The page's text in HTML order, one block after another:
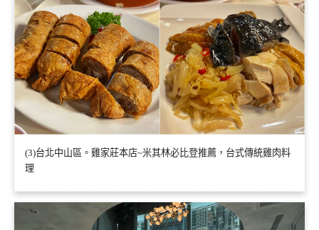
(3)台北中山區。雞家莊本店~米其林必比登推薦，台式傳統雞肉料
理